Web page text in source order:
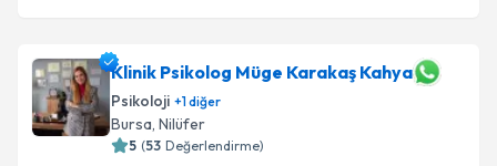
Klinik Psikolog Müge Karakaş Kahya
Psikoloji +1diğer
Bursa, Nilüfer
5 (53 Değerlendirme)